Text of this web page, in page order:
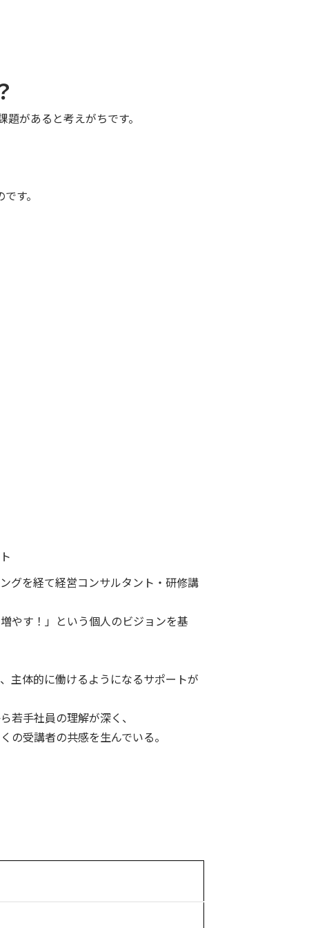
があると考えがちです。
す。
グを経て経営コンサルタント・研修講
やす！」という個人のビジョンを基
主体的に働けるようになるサポートが
若手社員の理解が深く、
の受講者の共感を生んでいる。